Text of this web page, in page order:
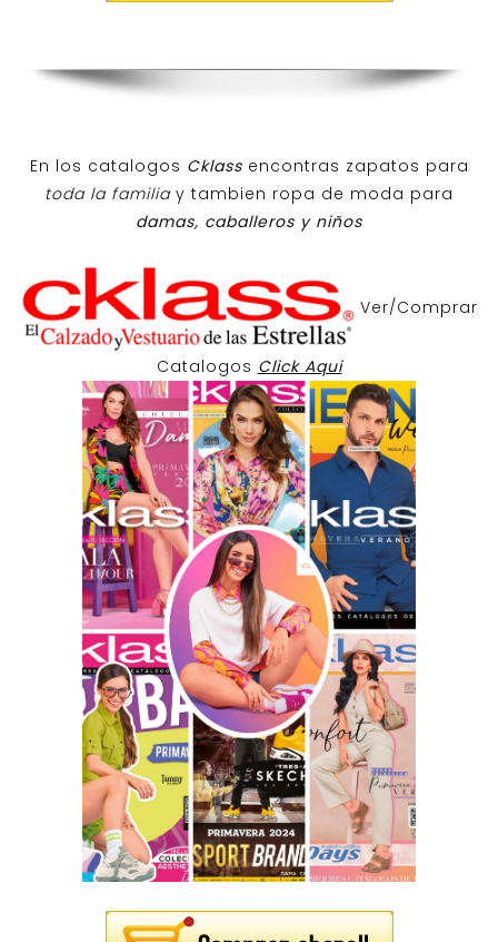
En los catalogos Cklass encontras zapatos para
toda la familiay tambien ropa de moda para
damas, caballeros y niños
Ver/Comprar
Catalogos Click Aqui